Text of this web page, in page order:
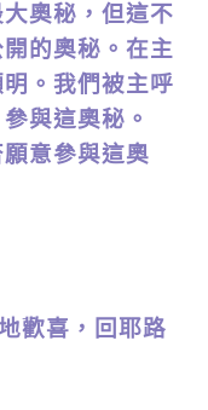
奧秘，但這不
的奧秘。在主
。我們被主呼
與這奧秘。
意參與這奧
歡喜，回耶路